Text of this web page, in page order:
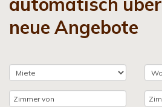
neue Angebote